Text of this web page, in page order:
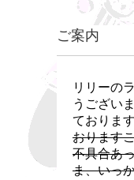
ご案内
リリーの
うござい
ております
おります
不具合あ
ま、いっ